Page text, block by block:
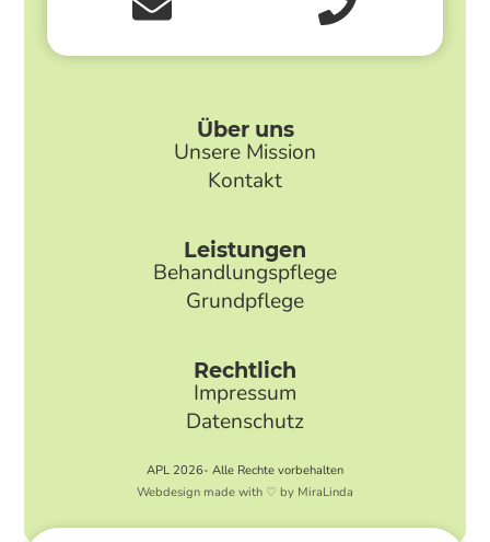
Über uns
Unsere Mission
Kontakt
Leistungen
Behandlungspflege
Grundpflege
Rechtlich
Impressum
Datenschutz
APL 2026- Alle Rechte vorbehalten
Webdesign made with ♡ by MiraLinda